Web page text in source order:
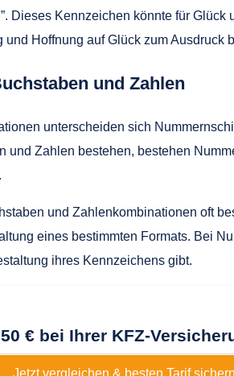
Dieses Kennzeichen könnte für
Hoffnung auf Glück zum Ausdruck
und Zahlen
unterscheiden sich
Zahlen bestehen, bestehen
und Zahlenkombinationen oft
eines bestimmten Formats. Bei
ihres Kennzeichens gibt.
€ bei Ihrer KFZ-